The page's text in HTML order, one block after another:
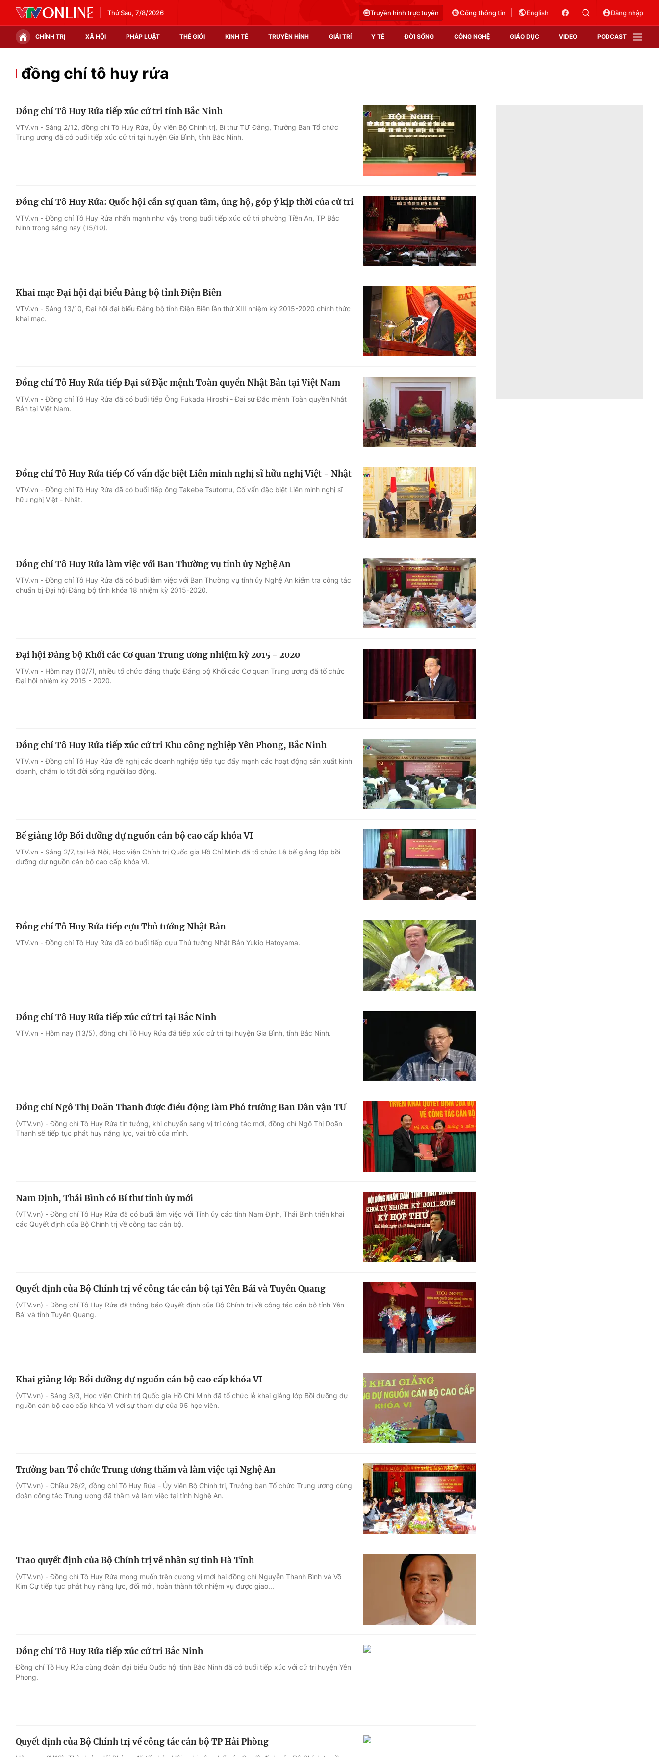
Thứ Sáu, 7/8/2026 Truyền hình trực tuyến Cổng thông tin English Đăng nhập
CHÍNH TRỊ XÃ HỘI PHÁP LUẬT THẾ GIỚI KINH TẾ TRUYỀN HÌNH GIẢI TRÍ Y TẾ ĐỜI SỐNG CÔNG NGHỆ GIÁO DỤC VIDEO PODCAST
Chính trị Xã hội
Thế giới đó đây
Thị trường
Video
Shorts video
Podcast
EMagazine
Photo
Infographic
Góc ảnh
Điện ảnh
Âm nhạc
Sao
Du lịch
Làm đẹp
Học trực tuyến
Công nghệ
Hitech Công nghệ tương lai
Sản phẩm
Thị trường
Tư vấn
VTV Sức khoẻ
đồng chí tô huy rứa
Đồng chí Tô Huy Rứa tiếp xúc cử tri tỉnh Bắc Ninh
VTV.vn - Sáng 2/12, đồng chí Tô Huy Rứa, Ủy viên Bộ Chính trị, Bí thư TƯ Đảng, Trưởng Ban Tổ chức
Trung ương đã có buổi tiếp xúc cử tri tại huyện Gia Bình, tỉnh Bắc Ninh.
Đồng chí Tô Huy Rứa: Quốc hội cần sự quan tâm, ủng hộ, góp ý kịp thời của cử tri
VTV.vn - Đồng chí Tô Huy Rứa nhấn mạnh như vậy trong buổi tiếp xúc cử tri phường Tiền An, TP Bắc
Ninh trong sáng nay (15/10).
Khai mạc Đại hội đại biểu Đảng bộ tỉnh Điện Biên
VTV.vn - Sáng 13/10, Đại hội đại biểu Đảng bộ tỉnh Điện Biên lần thứ XIII nhiệm kỳ 2015-2020 chính thức
khai mạc.
Đồng chí Tô Huy Rứa tiếp Đại sứ Đặc mệnh Toàn quyền Nhật Bản tại Việt Nam
VTV.vn - Đồng chí Tô Huy Rứa đã có buổi tiếp Ông Fukada Hiroshi - Đại sứ Đặc mệnh Toàn quyền Nhật
Bản tại Việt Nam.
Đồng chí Tô Huy Rứa tiếp Cố vấn đặc biệt Liên minh nghị sĩ hữu nghị Việt - Nhật
VTV.vn - Đồng chí Tô Huy Rứa đã có buổi tiếp ông Takebe Tsutomu, Cố vấn đặc biệt Liên minh nghị sĩ
hữu nghị Việt - Nhật.
Đồng chí Tô Huy Rứa làm việc với Ban Thường vụ tỉnh ủy Nghệ An
VTV.vn - Đồng chí Tô Huy Rứa đã có buổi làm việc với Ban Thường vụ tỉnh ủy Nghệ An kiểm tra công tác
chuẩn bị Đại hội Đảng bộ tỉnh khóa 18 nhiệm kỳ 2015-2020.
Đại hội Đảng bộ Khối các Cơ quan Trung ương nhiệm kỳ 2015 - 2020
VTV.vn - Hôm nay (10/7), nhiều tổ chức đảng thuộc Đảng bộ Khối các Cơ quan Trung ương đã tổ chức
Đại hội nhiệm kỳ 2015 - 2020.
Đồng chí Tô Huy Rứa tiếp xúc cử tri Khu công nghiệp Yên Phong, Bắc Ninh
VTV.vn - Đồng chí Tô Huy Rứa đề nghị các doanh nghiệp tiếp tục đẩy mạnh các hoạt động sản xuất kinh
doanh, chăm lo tốt đời sống người lao động.
Bế giảng lớp Bồi dưỡng dự nguồn cán bộ cao cấp khóa VI
VTV.vn - Sáng 2/7, tại Hà Nội, Học viện Chính trị Quốc gia Hồ Chí Minh đã tổ chức Lễ bế giảng lớp bồi
dưỡng dự nguồn cán bộ cao cấp khóa VI.
Đồng chí Tô Huy Rứa tiếp cựu Thủ tướng Nhật Bản
VTV.vn - Đồng chí Tô Huy Rứa đã có buổi tiếp cựu Thủ tướng Nhật Bản Yukio Hatoyama.
Đồng chí Tô Huy Rứa tiếp xúc cử tri tại Bắc Ninh
VTV.vn - Hôm nay (13/5), đồng chí Tô Huy Rứa đã tiếp xúc cử tri tại huyện Gia Bình, tỉnh Bắc Ninh.
Đồng chí Ngô Thị Doãn Thanh được điều động làm Phó trưởng Ban Dân vận TƯ
(VTV.vn) - Đồng chí Tô Huy Rứa tin tưởng, khi chuyển sang vị trí công tác mới, đồng chí Ngô Thị Doãn
Thanh sẽ tiếp tục phát huy năng lực, vai trò của mình.
Nam Định, Thái Bình có Bí thư tỉnh ủy mới
(VTV.vn) - Đồng chí Tô Huy Rứa đã có buổi làm việc với Tỉnh ủy các tỉnh Nam Định, Thái Bình triển khai
các Quyết định của Bộ Chính trị về công tác cán bộ.
Quyết định của Bộ Chính trị về công tác cán bộ tại Yên Bái và Tuyên Quang
(VTV.vn) - Đồng chí Tô Huy Rứa đã thông báo Quyết định của Bộ Chính trị về công tác cán bộ tỉnh Yên
Bái và tỉnh Tuyên Quang.
Khai giảng lớp Bồi dưỡng dự nguồn cán bộ cao cấp khóa VI
(VTV.vn) - Sáng 3/3, Học viện Chính trị Quốc gia Hồ Chí Minh đã tổ chức lễ khai giảng lớp Bồi dưỡng dự
nguồn cán bộ cao cấp khóa VI với sự tham dự của 95 học viên.
Trưởng ban Tổ chức Trung ương thăm và làm việc tại Nghệ An
(VTV.vn) - Chiều 26/2, đồng chí Tô Huy Rứa - Ủy viên Bộ Chính trị, Trưởng ban Tổ chức Trung ương cùng
đoàn công tác Trung ương đã thăm và làm việc tại tỉnh Nghệ An.
Trao quyết định của Bộ Chính trị về nhân sự tỉnh Hà Tĩnh
(VTV.vn) - Đồng chí Tô Huy Rứa mong muốn trên cương vị mới hai đồng chí Nguyễn Thanh Bình và Võ
Kim Cự tiếp tục phát huy năng lực, đổi mới, hoàn thành tốt nhiệm vụ được giao...
Đồng chí Tô Huy Rứa tiếp xúc cử tri Bắc Ninh
Đồng chí Tô Huy Rứa cùng đoàn đại biểu Quốc hội tỉnh Bắc Ninh đã có buổi tiếp xúc với cử tri huyện Yên
Phong.
Quyết định của Bộ Chính trị về công tác cán bộ TP Hải Phòng